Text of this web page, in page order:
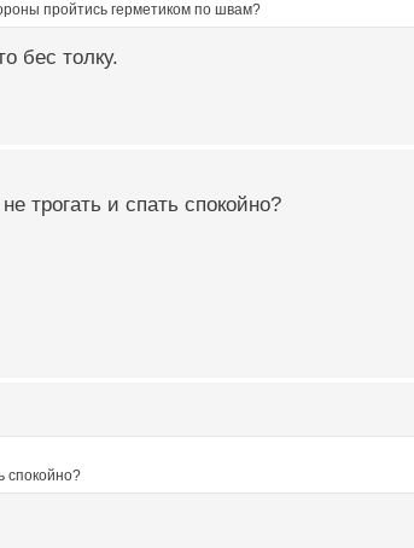
пройтись герметиком по швам?
бес толку.
трогать и спать спокойно?
спокойно?